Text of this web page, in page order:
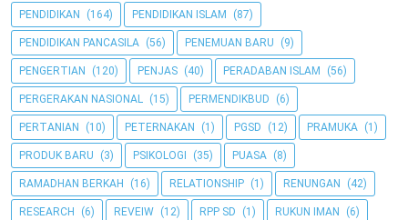
PENDIDIKAN (164) PENDIDIKAN ISLAM (87)
PENDIDIKAN PANCASILA (56) PENEMUAN BARU (9)
PENGERTIAN (120) PENJAS (40) PERADABAN ISLAM (56)
PERGERAKAN NASIONAL (15) PERMENDIKBUD (6)
PERTANIAN (10) PETERNAKAN (1) PGSD (12) PRAMUKA (1)
PRODUK BARU (3) PSIKOLOGI (35) PUASA (8)
RAMADHAN BERKAH (16) RELATIONSHIP (1) RENUNGAN (42)
RESEARCH (6) REVEIW (12) RPP SD (1) RUKUN IMAN (6)